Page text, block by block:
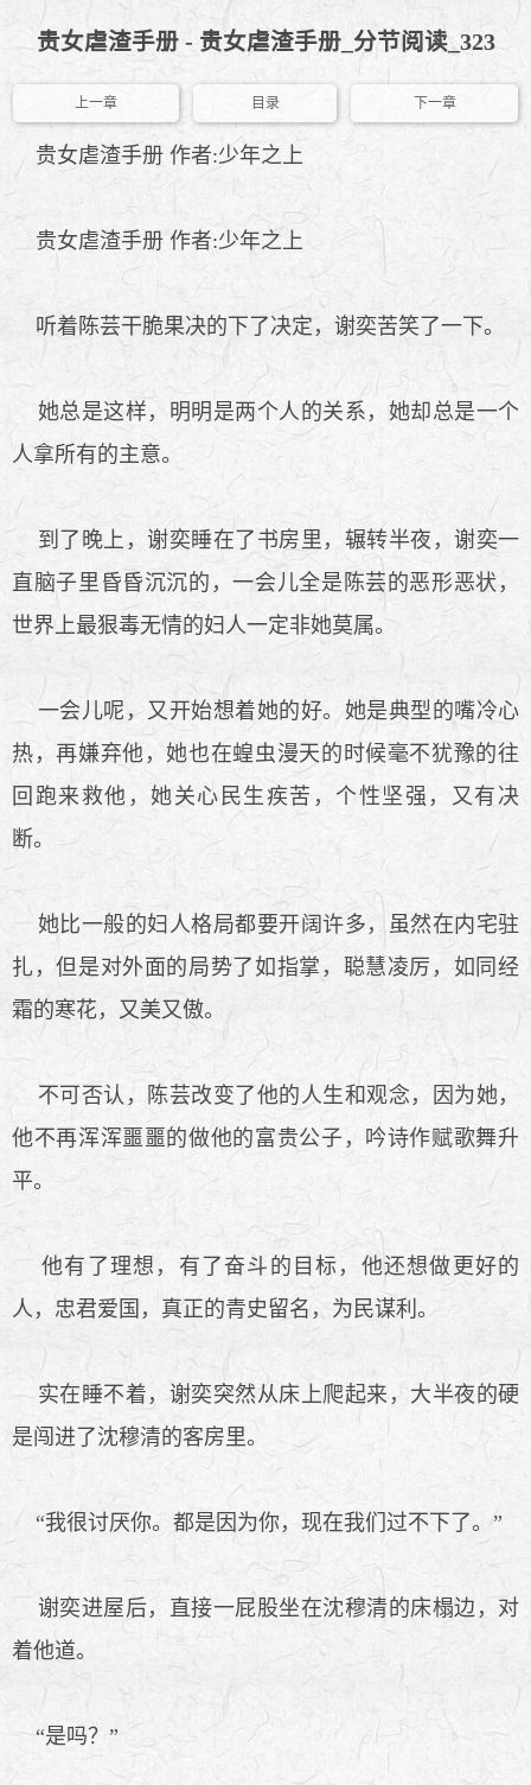
贵女虐渣手册 - 贵女虐渣手册_分节阅读_323
上一章 目录 下一章
贵女虐渣手册 作者:少年之上
贵女虐渣手册 作者:少年之上
听着陈芸干脆果决的下了决定，谢奕苦笑了一下。
她总是这样，明明是两个人的关系，她却总是一个
人拿所有的主意。
到了晚上，谢奕睡在了书房里，辗转半夜，谢奕一
直脑子里昏昏沉沉的，一会儿全是陈芸的恶形恶状，
世界上最狠毒无情的妇人一定非她莫属。
一会儿呢，又开始想着她的好。她是典型的嘴冷心
热，再嫌弃他，她也在蝗虫漫天的时候毫不犹豫的往
回跑来救他，她关心民生疾苦，个性坚强，又有决
断。
她比一般的妇人格局都要开阔许多，虽然在内宅驻
扎，但是对外面的局势了如指掌，聪慧凌厉，如同经
霜的寒花，又美又傲。
不可否认，陈芸改变了他的人生和观念，因为她，
他不再浑浑噩噩的做他的富贵公子，吟诗作赋歌舞升
平。
他有了理想，有了奋斗的目标，他还想做更好的
人，忠君爱国，真正的青史留名，为民谋利。
实在睡不着，谢奕突然从床上爬起来，大半夜的硬
是闯进了沈穆清的客房里。
“我很讨厌你。都是因为你，现在我们过不下了。”
谢奕进屋后，直接一屁股坐在沈穆清的床榻边，对
着他道。
“是吗？”